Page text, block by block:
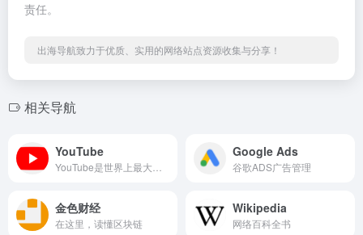
责任。
出海导航致力于优质、实用的网络站点资源收集与分享！
相关导航
YouTube Google Ads
谷歌ADS广告管理
金色财经
在这里，读懂区块链
Wikipedia
网络百科全书